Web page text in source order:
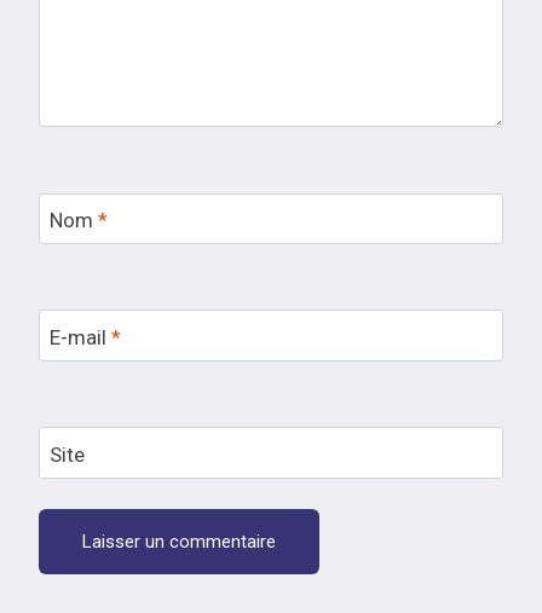
Nom *
E-mail *
Site